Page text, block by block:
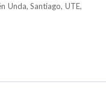
Unda, Santiago, UTE,